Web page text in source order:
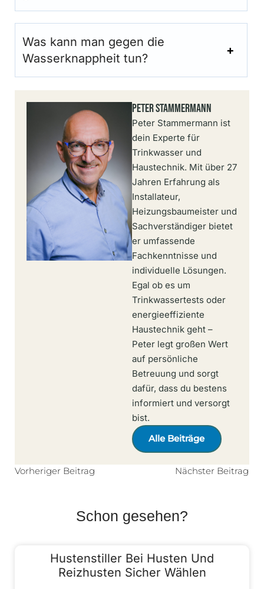
Was kann man gegen die
Wasserknappheit tun?
Peter Stammermann
Peter Stammermann ist
dein Experte für
Trinkwasser und
Haustechnik. Mit über 27
Jahren Erfahrung als
Installateur,
Heizungsbaumeister und
Sachverständiger bietet
er umfassende
Fachkenntnisse und
individuelle Lösungen.
Egal ob es um
Trinkwassertests oder
energieeffiziente
Haustechnik geht –
Peter legt großen Wert
auf persönliche
Betreuung und sorgt
dafür, dass du bestens
informiert und versorgt
bist.
Alle Beiträge
Vorheriger Beitrag Nächster Beitrag
Schon gesehen?
Hustenstiller Bei Husten Und
Reizhusten Sicher Wählen